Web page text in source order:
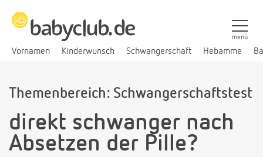
Vornamen Kinderwunsch Schwangerschaft Hebamme
menü
Themenbereich: Schwangerschaftstest
direkt schwanger nach
Absetzen der Pille?